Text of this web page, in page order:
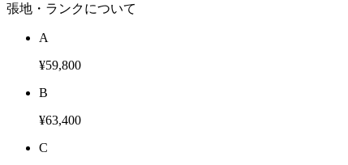
張地・ランクについて
A
¥59,800
B
¥63,400
C